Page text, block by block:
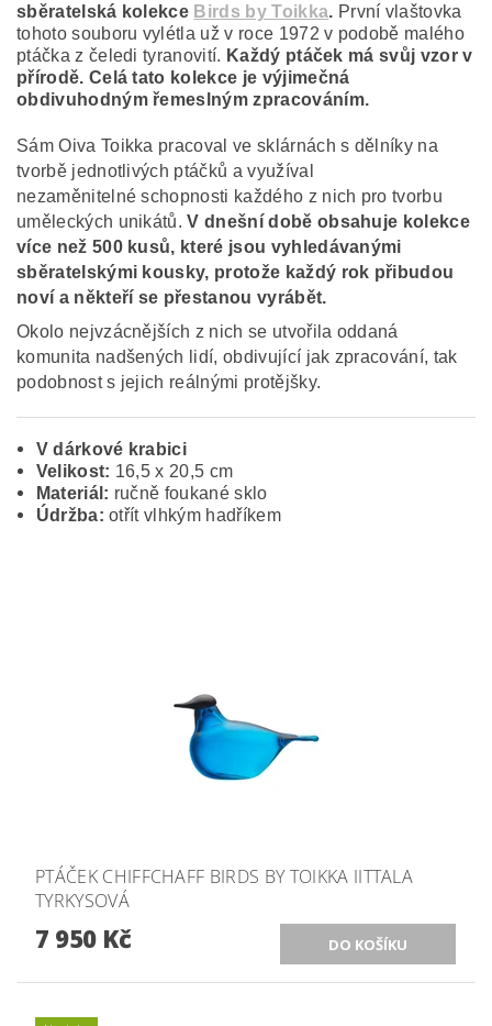
sběratelská kolekce Birds by Toikka. První vlaštovka
tohoto souboru vylétla už v roce 1972 v podobě malého
ptáčka z čeledi tyranovití. Každý ptáček má svůj vzor v
přírodě. Celá tato kolekce je výjimečná
obdivuhodným řemeslným zpracováním.
Sám Oiva Toikka pracoval ve sklárnách s dělníky na
tvorbě jednotlivých ptáčků a využíval
nezaměnitelné schopnosti každého z nich pro tvorbu
uměleckých unikátů.V dnešní době obsahuje kolekce
více než 500 kusů, které jsou vyhledávanými
sběratelskými kousky, protože každý rok přibudou
noví a někteří se přestanou vyrábět.
Okolo nejvzácnějších z nich se utvořila oddaná
komunita nadšených lidí, obdivující jak zpracování, tak
podobnost s jejich reálnými protějšky.
V dárkové krabici
Velikost: 16,5 x 20,5 cm
Materiál: ručně foukané sklo
Údržba: otřít vlhkým hadříkem
PTÁČEK CHIFFCHAFF BIRDS BY TOIKKA IITTALA
TYRKYSOVÁ
7 950 Kč